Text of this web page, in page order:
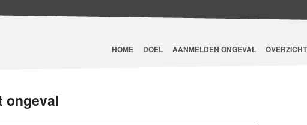
HOME DOEL AANMELDEN ONGEVAL
ongeval